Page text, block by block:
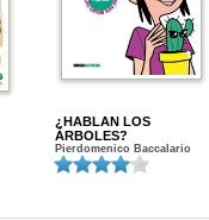
¿HABLAN LOS
ÁRBOLES?
Pierdomenico Baccalario